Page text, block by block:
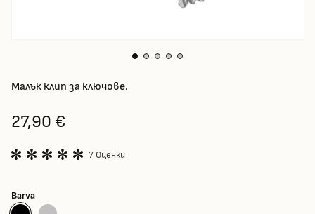
Малък клип за ключове.
27,90 €
7 Оценки
Barva